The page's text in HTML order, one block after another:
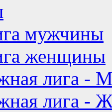
мужчины
женщины
лига -
лига -